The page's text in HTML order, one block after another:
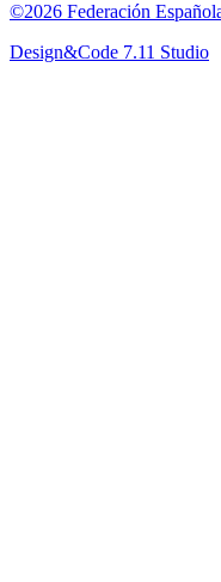
©2026 Federación
Design&Code 7.11 Studio